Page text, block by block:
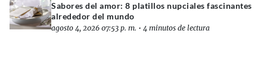
Sabores del amor: 8 platillos nupciales fascinantes
alrededor del mundo
agosto 4, 2026 07:53 p. m. • 4 minutos de lectura